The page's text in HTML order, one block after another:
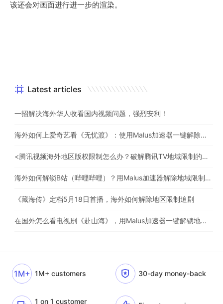
该还会对画面进行进一步的渲染。
Latest articles
一招解决海外华人收看国内视频问题，强烈安利！
海外如何上爱奇艺看《无忧渡》：使用Malus加速器一键解除地域限制
<腾讯视频海外地区版权限制怎么办？破解腾讯TV地域限制的办法>
海外如何解锁B站（哔哩哔哩）？用Malus加速器解除地域限制，一键流畅追番
《藏海传》定档5月18日首播，海外如何解除地区限制追剧
在国外怎么看电视剧《赴山海》，用Malus加速器一键解锁地区限制
1M+ 1M+ customers 30-day money-back
1 on 1 customer